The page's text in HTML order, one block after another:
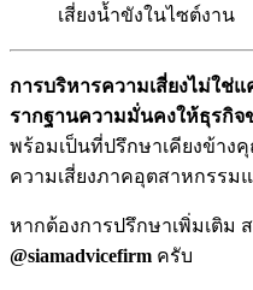
เสี่ยงน้ำขังในไซต์งาน
การบริหารความเสี่ยงไม่ใช่
รากฐานความมั่นคงให้ธุรกิ
พร้อมเป็นที่ปรึกษาเคียงข้าง
ความเสี่ยงภาคอุตสาหกรรม
หากต้องการปรึกษาเพิ่มเติม
@siamadvicefirm ครับ